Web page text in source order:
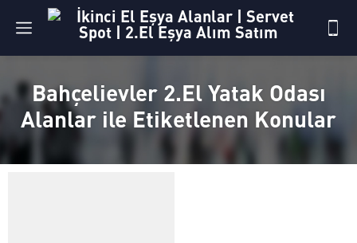
Bahçelievler 2.El Yatak Odası
Alanlar ile Etiketlenen Konular